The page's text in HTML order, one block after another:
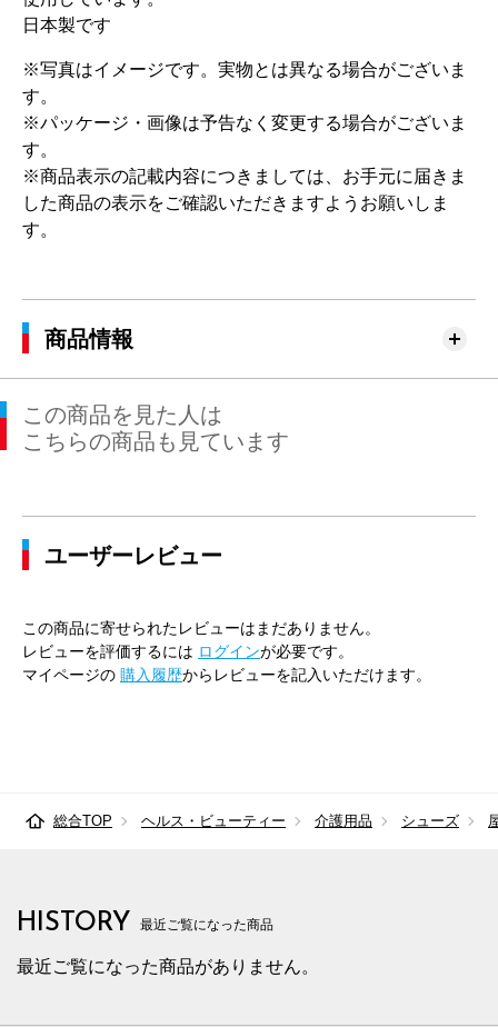
日本製です
※写真はイメージです。実物とは異なる場合がございま
す。
※パッケージ・画像は予告なく変更する場合がございま
す。
※商品表示の記載内容につきましては、お手元に届きま
した商品の表示をご確認いただきますようお願いしま
す。
商品情報
この商品を見た人は
こちらの商品も見ています
ユーザーレビュー
この商品に寄せられたレビューはまだありません。
レビューを評価するには ログインが必要です。
マイページの 購入履歴からレビューを記入いただけます。
総合TOP ヘルス・ビューティー 介護用品 シューズ
HISTORY 最近ご覧になった商品
最近ご覧になった商品がありません。